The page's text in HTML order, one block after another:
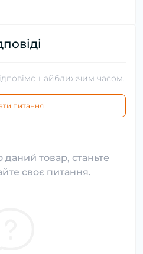
найближчим часом.
питання
товар, станьте
своє питання.